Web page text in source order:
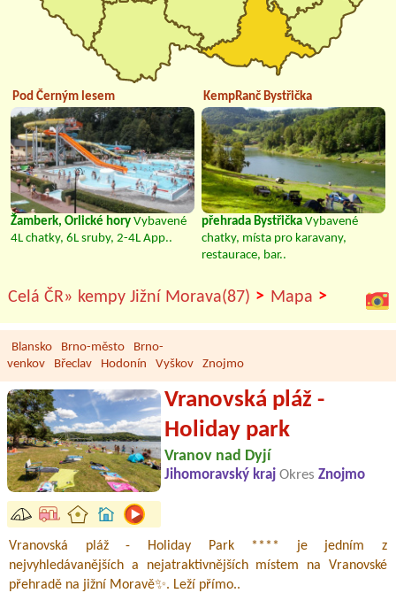
Pod Černým lesem
Žamberk, Orlické hory Vybavené
4L chatky, 6L sruby, 2-4L App..
KempRanč Bystřička
přehrada Bystřička Vybavené
chatky, místa pro karavany,
restaurace, bar..
Celá ČR» kempy Jižní Morava(87) > Mapa >
Blansko Brno-město
Brno-
venkov
Břeclav Hodonín Vyškov Znojmo
Vranovská pláž -
Holiday park
Vranov nad Dyjí
Jihomoravský kraj Okres Znojmo
Vranovská pláž - Holiday Park **** je jedním z
nejvyhledávanějších a nejatraktivnějších místem na Vranovské
přehradě na jižní Moravě✨. Leží přímo..